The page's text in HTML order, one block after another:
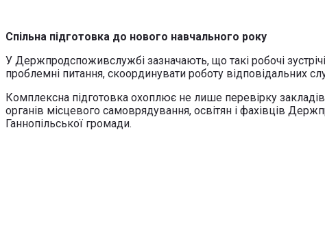
Спільна підготовка до нового навчального року
У Держпродспоживслужбі зазначають, що такі робочі
проблемні питання, скоординувати роботу відповідальних
Комплексна підготовка охоплює не лише перевірку
органів місцевого самоврядування, освітян і фахівців
Ганнопільської громади.